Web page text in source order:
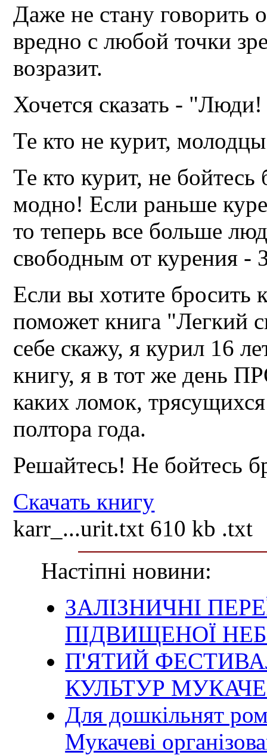
Даже не стану говорить
вредно с любой точки
возразит.
Хочется сказать -
Те кто не курит,
Те кто курит, не бойтесь
модно! Если раньше
то теперь все больше
свободным от курения
Если вы хотите бросить
поможет книга "Легкий
себе скажу, я курил 16
книгу, я в тот же день
каких ломок,
полтора года.
Решайтесь! Не бойтесь
Скачать книгу
karr_...urit.txt 610 kb .txt
Настіпні новини:
ЗАЛІЗНИЧНІ
ПІДВИЩЕНОЇ
П'ЯТИЙ
КУЛЬТУР
Для дошкільнят
Мукачеві